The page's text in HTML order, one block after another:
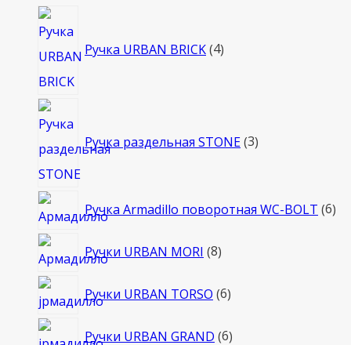
Ручка URBAN BRICK 4товара
Ручка раздельная STONE 3товара
Ручка Armadillo поворотная WC-BOLT 66
Ручки URBAN MORI 88
Ручки URBAN TORSO 66
Ручки URBAN GRAND 66